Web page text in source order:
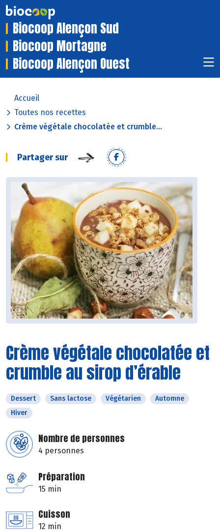
Biocoop Alençon Sud
Biocoop Mortagne
Biocoop Alençon Ouest
Accueil
Toutes nos recettes
Crème végétale chocolatée et crumble...
Partager sur
Crème végétale chocolatée et
crumble au sirop d’érable
Dessert Sans lactose Végétarien
Automne
Hiver
Nombre de personnes
4 personnes
Préparation
15 min
Cuisson
12 min